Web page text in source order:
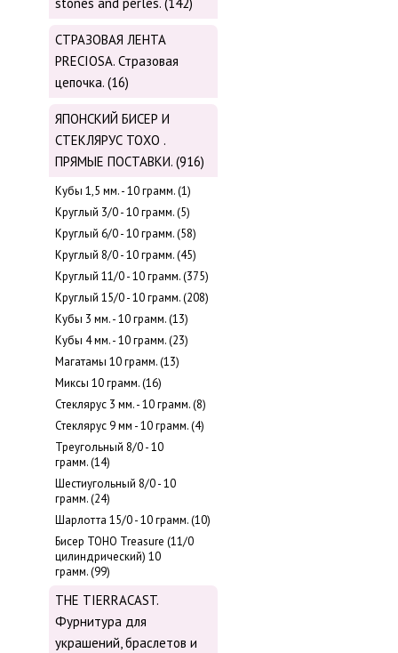
СТРАЗОВАЯ ЛЕНТА
PRECIOSA. Стразовая
цепочка. (16)
ЯПОНСКИЙ БИСЕР И
СТЕКЛЯРУС TOХО .
ПРЯМЫЕ ПОСТАВКИ. (916)
Кубы 1,5 мм. - 10 грамм. (1)
Круглый 3/0 - 10 грамм. (5)
Круглый 6/0 - 10 грамм. (58)
Круглый 8/0 - 10 грамм. (45)
Круглый 11/0 - 10 грамм. (375)
Круглый 15/0 - 10 грамм. (208)
Кубы 3 мм. - 10 грамм. (13)
Кубы 4 мм. - 10 грамм. (23)
Магатамы 10 грамм. (13)
Миксы 10 грамм. (16)
Стеклярус 3 мм. - 10 грамм. (8)
Стеклярус 9 мм - 10 грамм. (4)
Треугольный 8/0 - 10
грамм. (14)
Шестиугольный 8/0 - 10
грамм. (24)
Шарлотта 15/0 - 10 грамм. (10)
Бисер ТОНО Treasure (11/0
цилиндрический) 10
грамм. (99)
THE TIERRACAST.
Фурнитура для
украшений, браслетов и